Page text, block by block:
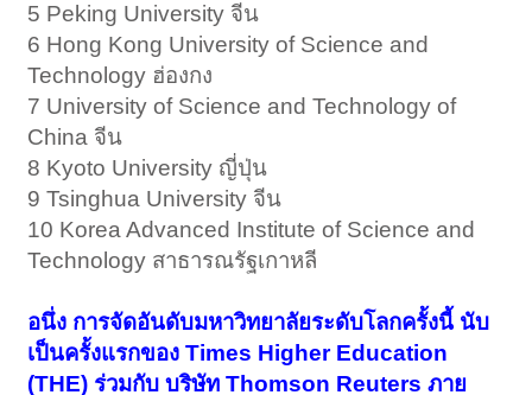
5 Peking University จีน
6 Hong Kong University of Science and
Technology ฮ่องกง
7 University of Science and Technology of
China จีน
8 Kyoto University ญี่ปุ่น
9 Tsinghua University จีน
10 Korea Advanced Institute of Science and
Technology สาธารณรัฐเกาหลี
อนึ่ง การจัดอันดับมหาวิทยาลัยระดับโลกครั้งนี้ นับ
เป็นครั้งแรกของ Times Higher Education
(THE) ร่วมกับ บริษัท Thomson Reuters ภาย